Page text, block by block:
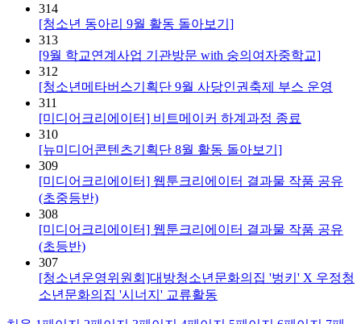
314
[청소년 동아리 9월 활동 돌아보기]
313
[9월 학교연계사업 기관방문 with 숭의여자중학교]
312
[청소년메타버스기획단 9월 사당인권축제 부스 운영
311
[미디어크리에이터] 비트메이커 하계과정 종료
310
[뉴미디어콘텐츠기획단 8월 활동 돌아보기]
309
[미디어크리에이터] 웹툰크리에이터 결과물 작품 공유
(초중등반)
308
[미디어크리에이터] 웹툰크리에이터 결과물 작품 공유
(초등반)
307
[청소년운영위원회]대방청소년문화의집 '벙키' X 우정청
소년문화의집 '시너지' 교류활동